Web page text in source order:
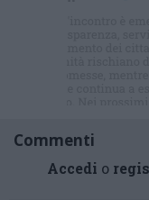
Commenti
Accedi o